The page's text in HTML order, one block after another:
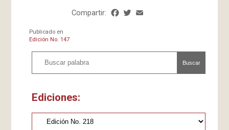
Compartir: Facebook
Twitter
Publicado en
Edición No. 147
Buscar
Ediciones: